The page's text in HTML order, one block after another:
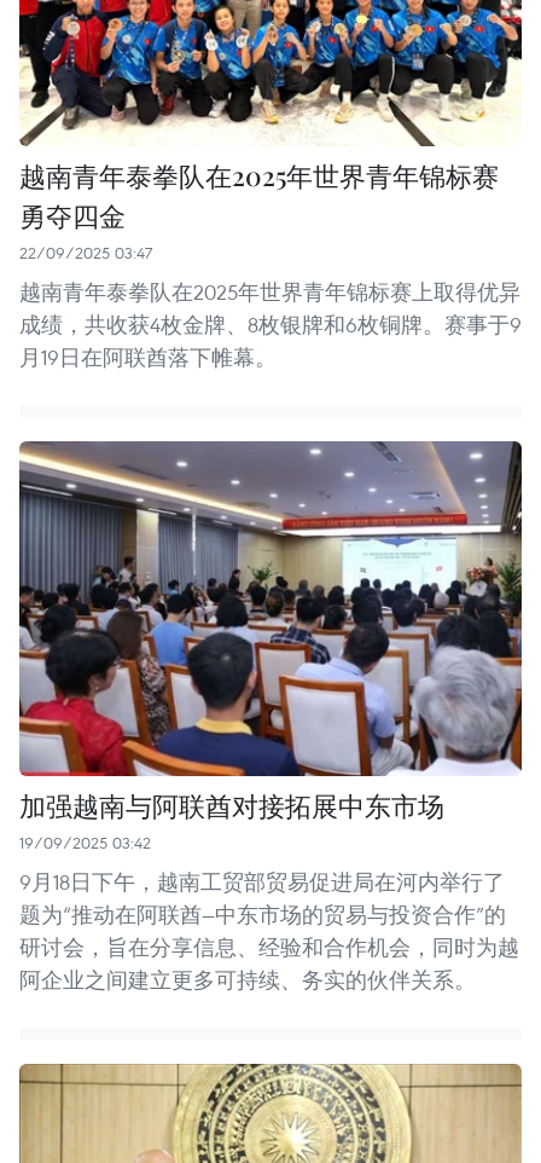
越南青年泰拳队在2025年世界青年锦标赛
勇夺四金
22/09/2025 03:47
越南青年泰拳队在2025年世界青年锦标赛上取得优异
成绩，共收获4枚金牌、8枚银牌和6枚铜牌。赛事于9
月19日在阿联酋落下帷幕。
加强越南与阿联酋对接拓展中东市场
19/09/2025 03:42
9月18日下午，越南工贸部贸易促进局在河内举行了
题为“推动在阿联酋—中东市场的贸易与投资合作”的
研讨会，旨在分享信息、经验和合作机会，同时为越
阿企业之间建立更多可持续、务实的伙伴关系。